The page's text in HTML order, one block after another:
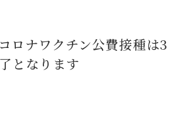
ロナワクチン公費接種は3
となります